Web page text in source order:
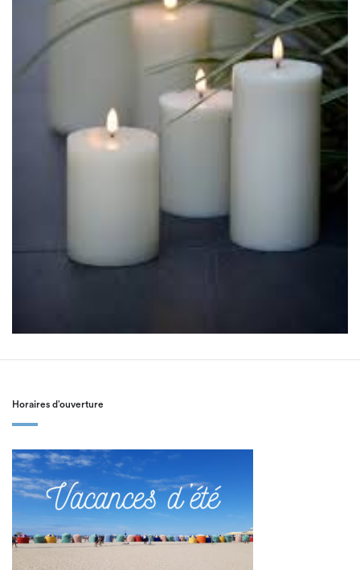
Horaires d’ouverture